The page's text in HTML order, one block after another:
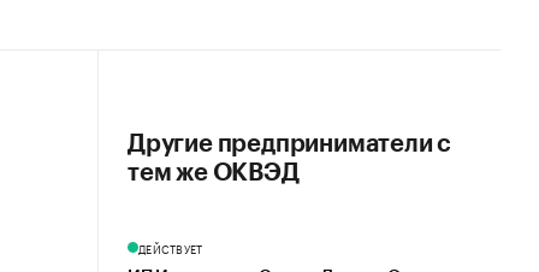
Другие предприниматели с
тем же ОКВЭД
ДЕЙСТВУЕТ